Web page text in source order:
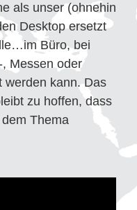
als unser (ohnehin
Desktop ersetzt
Büro, bei
Messen oder
werden kann. Das
zu hoffen, dass
Thema